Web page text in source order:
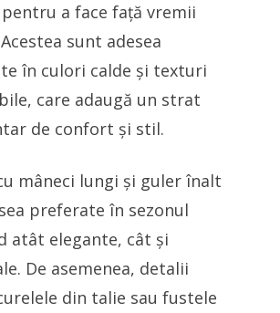
a face față vremii
sunt adesea
în culori calde și texturi
care adaugă un strat
de confort și stil.
mâneci lungi și guler înalt
preferate în sezonul
atât elegante, cât și
De asemenea, detalii
din talie sau fustele